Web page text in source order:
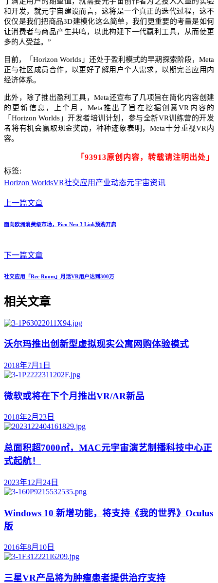
和开发，就元宇宙建设而言，这将是一个真正的迭代过程，这不
仅仅是我们把商品3D建模化这么简单，我们更重要的考量是如何
让消费者与商品产生共鸣，以此构建下一代赢利工具，从而使更
多的人受益。”
目前，「Horizon Worlds」还处于盈利模式的早期探索阶段，Meta
正与社区成员合作，以更好了解用户个人需求，以期完善应用内
经济体系。
此外，除了推出盈利工具，Meta还宣布了几项旨在简化内容创建
的更新信息，上个月，Meta推出了旨在挖掘创意VR内容的
「Horizon Worlds」开发者培训计划，参与全新VR训练营的开发
者将有机会赢取现金奖励，种种迹象表明，Meta十分重视VR内
容。
「93913原创内容，转载请注明出处」
标签:
Horizon WorldsVR社交应用 产业动态元宇宙资讯
上一篇文章
面向欧洲消费级市场，Pico Neo 3 Link预购开启
下一篇文章
社交应用「Rec Room」月活VR用户达到300万
相关文章
沃尔玛推出创新型虚拟现实公寓网购体验模式
2018年7月1日
微软或将在下个月推出VR/AR新品
2018年2月23日
总面积超7000㎡，MAC元宇宙演艺制播科技中心正
式起航！
2023年12月24日
Windows 10 新增功能，将支持《我的世界》Oculus
版
2016年8月10日
三星VR产品将为肿瘤患者提供治疗支持